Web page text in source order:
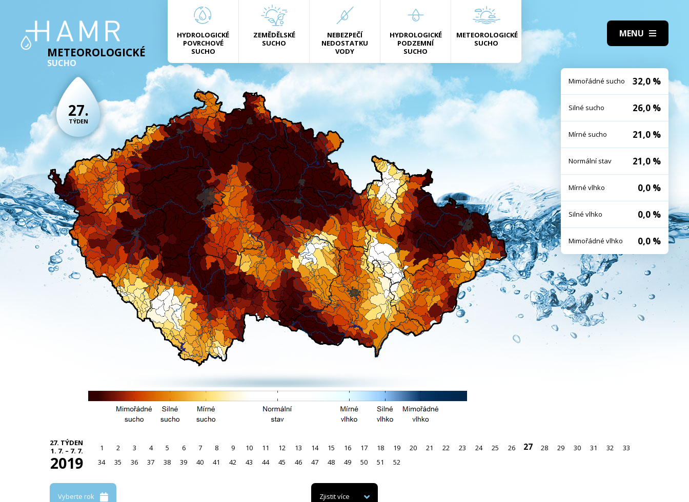
HYDROLOGICKÉ
POVRCHOVÉ
SUCHO
ZEMĚDĚLSKÉ
SUCHO
NEBEZPEČÍ
NEDOSTATKU
VODY
HYDROLOGICKÉ
PODZEMNÍ
SUCHO
METEOROLOGICKÉ
SUCHO
METEOROLOGICKÉ
SUCHO
27.
TÝDEN
27. TÝDEN
1. 7. – 7. 7.
2019
1 2 3 4 5 6 7 8 9 10 11 12 13 14 15 16 17 18 19 20 21 22 23 24 25 26 27 28 29 30 31 32
33
34
35 36 37 38 39 40 41 42 43 44 45 46 47 48 49 50 51 52
Mimořádné sucho 32,0 %
Silné sucho 26,0 %
Mírné sucho 21,0 %
Normální stav 21,0 %
Mírné vlhko 0,0 %
Silné vlhko 0,0 %
Mimořádné vlhko 0,0 %
Vyberte rok Zjistit více